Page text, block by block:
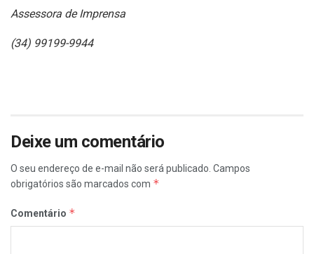
Assessora de Imprensa
(34) 99199-9944
Deixe um comentário
O seu endereço de e-mail não será publicado. Campos
obrigatórios são marcados com *
Comentário *